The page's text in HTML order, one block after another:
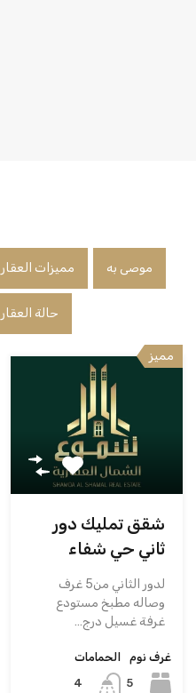
موصى به مميزات العقار
حالة العقار
مميز
شقق تمليك دور
ثاني حي شفاء
لدور الثاني من5 غرف
وصاله مطبخ مستودع
غرفة غسيل درج…
غرف نوم
5
الحمامات
4